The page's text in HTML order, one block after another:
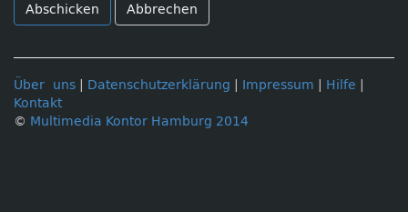
Abbrechen
Über uns Datenschutzerklärung Impressum Hilfe
Kontakt
© Multimedia Kontor Hamburg 2014